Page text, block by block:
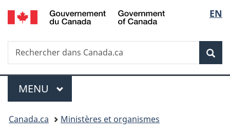
Passer
au
principal
Passer
à
Au
du
Passer
à
version
simplifiée
de
la
EN
Recherche
Rechercher
dans
Menu
MENU PRINCIPAL
Vous
Canada.ca
Ministères et organismes